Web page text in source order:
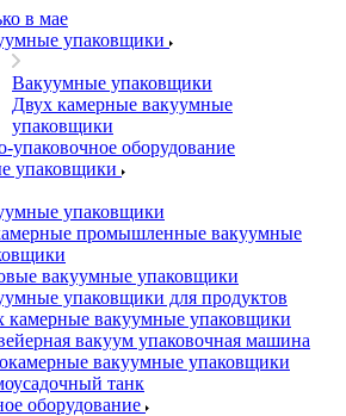
в мае
упаковщики
Вакуумные упаковщики
Двух камерные вакуумные
упаковщики
упаковочное оборудование
упаковщики
упаковщики
промышленные вакуумные
вакуумные упаковщики
упаковщики для продуктов
камерные вакуумные упаковщики
вакуум упаковочная машина
вакуумные упаковщики
танк
оборудование